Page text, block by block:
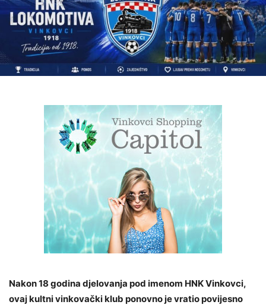
Nakon 18 godina djelovanja pod imenom HNK Vinkovci,
ovaj kultni vinkovački klub ponovno je vratio povijesno